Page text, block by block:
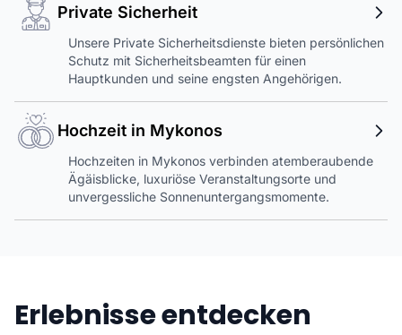
Private Sicherheit
Unsere Private Sicherheitsdienste bieten persönlichen
Schutz mit Sicherheitsbeamten für einen
Hauptkunden und seine engsten Angehörigen.
Hochzeit in Mykonos
Hochzeiten in Mykonos verbinden atemberaubende
Ägäisblicke, luxuriöse Veranstaltungsorte und
unvergessliche Sonnenuntergangsmomente.
Erlebnisse entdecken